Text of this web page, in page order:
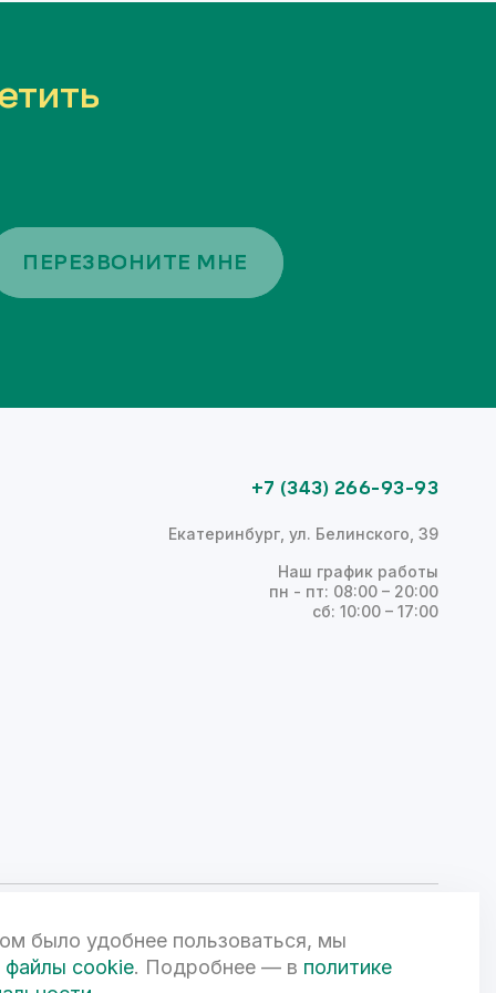
ПЕРЕЗВОНИТЕ МНЕ
+7 (343) 266-93-93
Екатеринбург, ул. Белинского, 39
Наш график работы
пн - пт: 08:00 – 20:00
сб: 10:00 – 17:00
Федерации и может быть изменена по усмотрению компании.
офертой. 3D-визуализации объектов жилой и коммерческой
было удобнее пользоваться, мы
файлы cookie. Подробнее — в политике